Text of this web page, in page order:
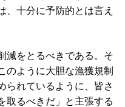
、十分に予防的とは言え
減をとるべきである。そ
のように大胆な漁獲規制
られているように、皆さ
取るべきだ」と主張する